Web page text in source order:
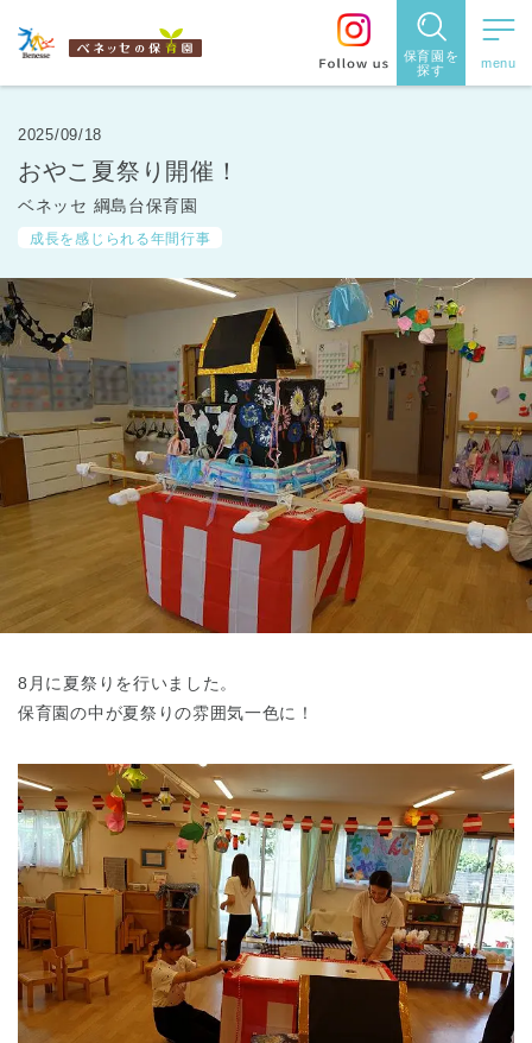
保育園を
探す
保育園を探す
す
都道府県
から探す
東京都
東京都 全域
2025/09/18
おやこ夏祭り開催！
ベネッセ 綱島台保育園
成長を感じられる年間行事
8月に夏祭りを行いました。
保育園の中が夏祭りの雰囲気一色に！